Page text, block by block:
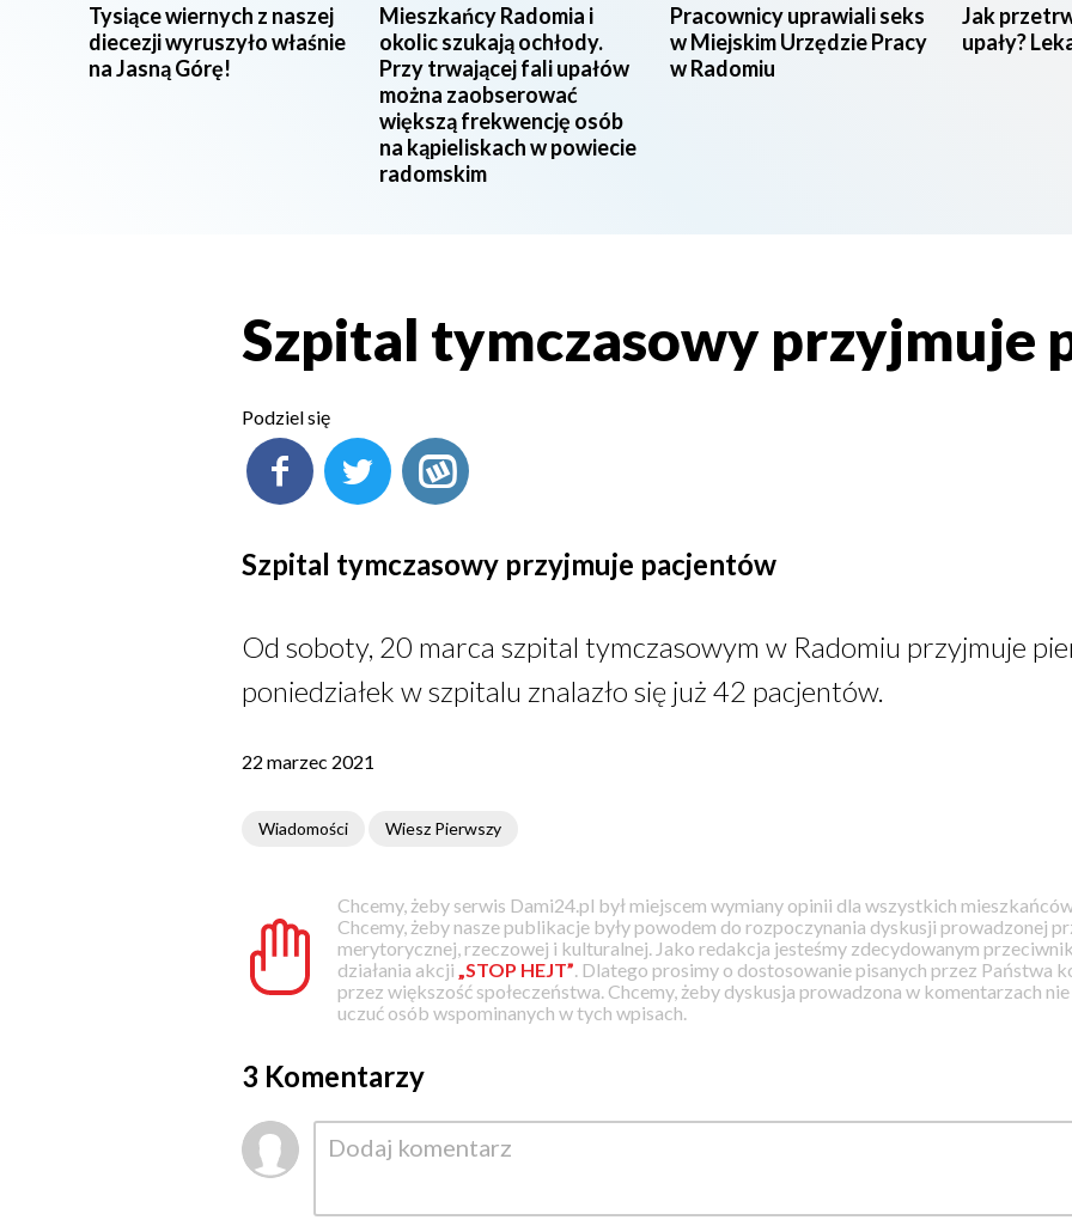
Tysiące wiernych z naszej
diecezji wyruszyło właśnie
na Jasną Górę!
Mieszkańcy Radomia i
okolic szukają ochłody.
Przy trwającej fali upałów
można zaobserować
większą frekwencję osób
na kąpieliskach w powiecie
radomskim
Pracownicy uprawiali seks
w Miejskim Urzędzie Pracy
w Radomiu
Jak
upały?
Szpital tymczasowy przyjmuje
Podziel się
Szpital tymczasowy przyjmuje pacjentów
Od soboty, 20 marca szpital tymczasowym w Radomiu przyjmuje
poniedziałek w szpitalu znalazło się już 42 pacjentów.
22 marzec 2021
Wiadomości Wiesz Pierwszy
Chcemy, żeby serwis Dami24.pl był miejscem wymiany opinii dla wszystkich
Chcemy, żeby nasze publikacje były powodem do rozpoczynania dyskusji prowadzonej
merytorycznej, rzeczowej i kulturalnej. Jako redakcja jesteśmy zdecydowanym
działania akcji „STOP HEJT” . Dlatego prosimy o dostosowanie pisanych przez Państwa
przez większość społeczeństwa. Chcemy, żeby dyskusja prowadzona w komentarzach
uczuć osób wspominanych w tych wpisach.
3 Komentarzy